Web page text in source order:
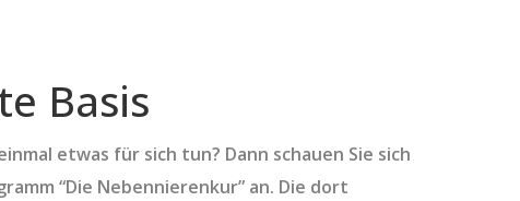
Basis
etwas für sich tun? Dann schauen Sie sich
“Die Nebennierenkur” an. Die dort